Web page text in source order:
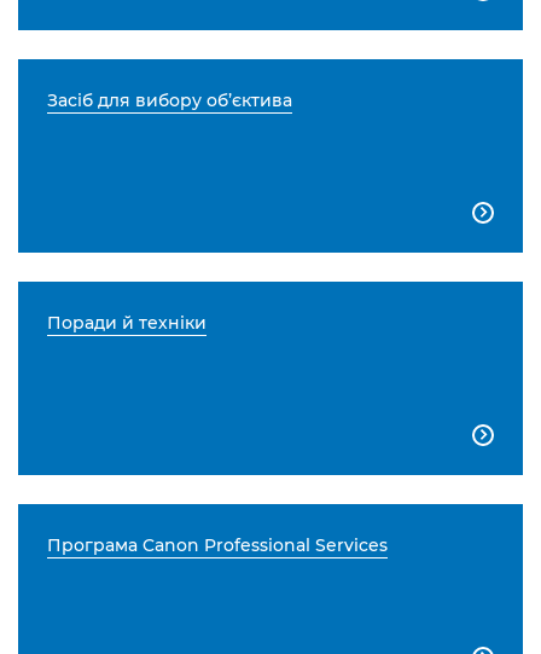
Засіб для вибору об’єктива

Поради й техніки

Програма Canon Professional Services